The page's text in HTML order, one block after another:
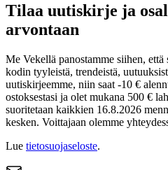
Tilaa uutiskirje ja
arvontaan
Me Vekellä panostamme siihen, että
kodin tyyleistä, trendeistä,
uutiskirjeemme, niin saat -10 €
ostoksestasi ja olet mukana 500 €
suoritetaan kaikkien 16.8.2026
kesken. Voittajaan olemme
Lue tietosuojaseloste.